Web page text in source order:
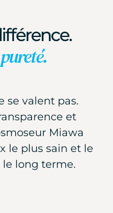
se valent pas.
et
Miawa
le plus sain et le
long terme.